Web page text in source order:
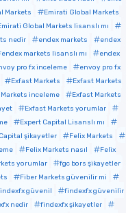
Markets
Emirati Global Markets
Global Markets lisanslı mı
nedir endex markets
endex
endex markets lisanslı mı
endex
pro fx inceleme
envoy pro fx
Exfast Markets
Exfast Markets
inceleme
Exfast Markets
Exfast Markets yorumlar
Expert Capital Lisanslı mı
şikayetler
Felix Markets
Felix Markets nasıl
Felix
yorumlar
fgc bors şikayetler
Fiber Markets güvenilir mi
güvenil
findexfx güvenilir
nedir
findexfx şikayetler